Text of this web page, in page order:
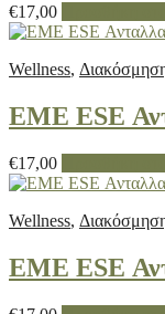
€17,00
Wellness,
EME ESE
€17,00
Wellness,
EME ESE